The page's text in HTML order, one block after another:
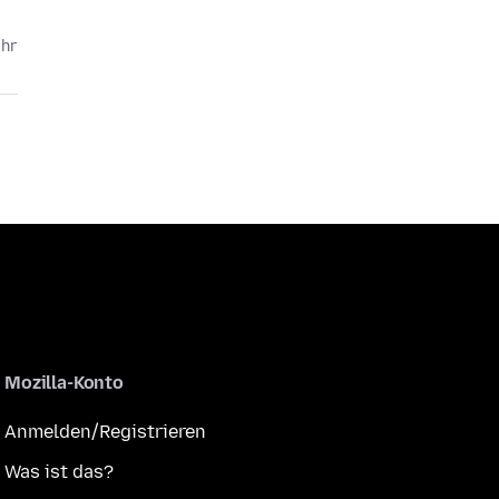
Mozilla-Konto
Anmelden/Registrieren
Was ist das?